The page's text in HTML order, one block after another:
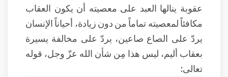
عقوبة ينالها العبد على معصيته أن يكون العقاب
مكافئاً لمعصيته تماماً من دون زيادة، أحياناً الإنسان
يردّ على الصاع صاعين، يردّ على مخالفة يسيرة
بعقاب أليم، ليس هذا مِن شأن الله عزّ وجل، قوله
تعالى: